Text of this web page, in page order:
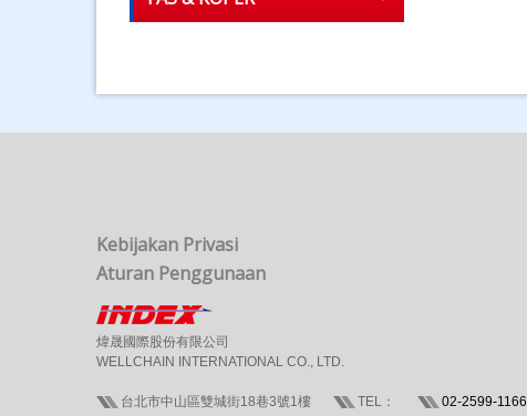
Kebijakan Privasi
Aturan Penggunaan
煒晟國際股份有限公司
WELLCHAIN INTERNATIONAL CO., LTD.
台北市中山區雙城街18巷3號1樓 TEL： 02-2599-1166